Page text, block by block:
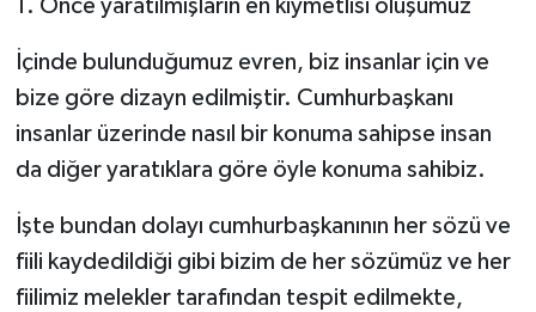
1. Önce yaratılmışların en kıymetlisi oluşumuz
İçinde bulunduğumuz evren, biz insanlar için ve
bize göre dizayn edilmiştir. Cumhurbaşkanı
insanlar üzerinde nasıl bir konuma sahipse insan
da diğer yaratıklara göre öyle konuma sahibiz.
İşte bundan dolayı cumhurbaşkanının her sözü ve
fiili kaydedildiği gibi bizim de her sözümüz ve her
fiilimiz melekler tarafından tespit edilmekte,